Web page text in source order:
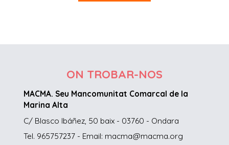
ON TROBAR-NOS
MACMA. Seu Mancomunitat Comarcal de la
Marina Alta
C/ Blasco Ibáñez, 50 baix - 03760 - Ondara
Tel. 965757237 - Email: macma@macma.org